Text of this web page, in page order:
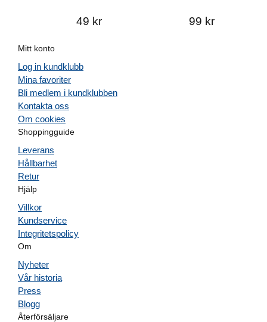
49 kr 99 kr
Mitt konto
Log in kundklubb
Mina favoriter
Bli medlem i kundklubben
Kontakta oss
Om cookies
Shoppingguide
Leverans
Hållbarhet
Retur
Hjälp
Villkor
Kundservice
Integritetspolicy
Om
Nyheter
Vår historia
Press
Blogg
Återförsäljare